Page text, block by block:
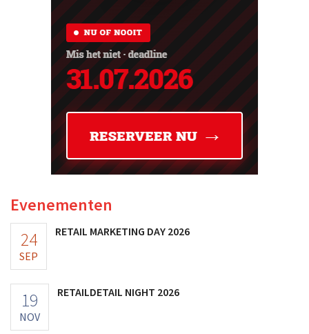
Evenementen
24
SEP
RETAIL MARKETING DAY 2026
19
NOV
RETAILDETAIL NIGHT 2026